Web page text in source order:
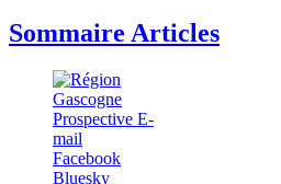
Sommaire Articles